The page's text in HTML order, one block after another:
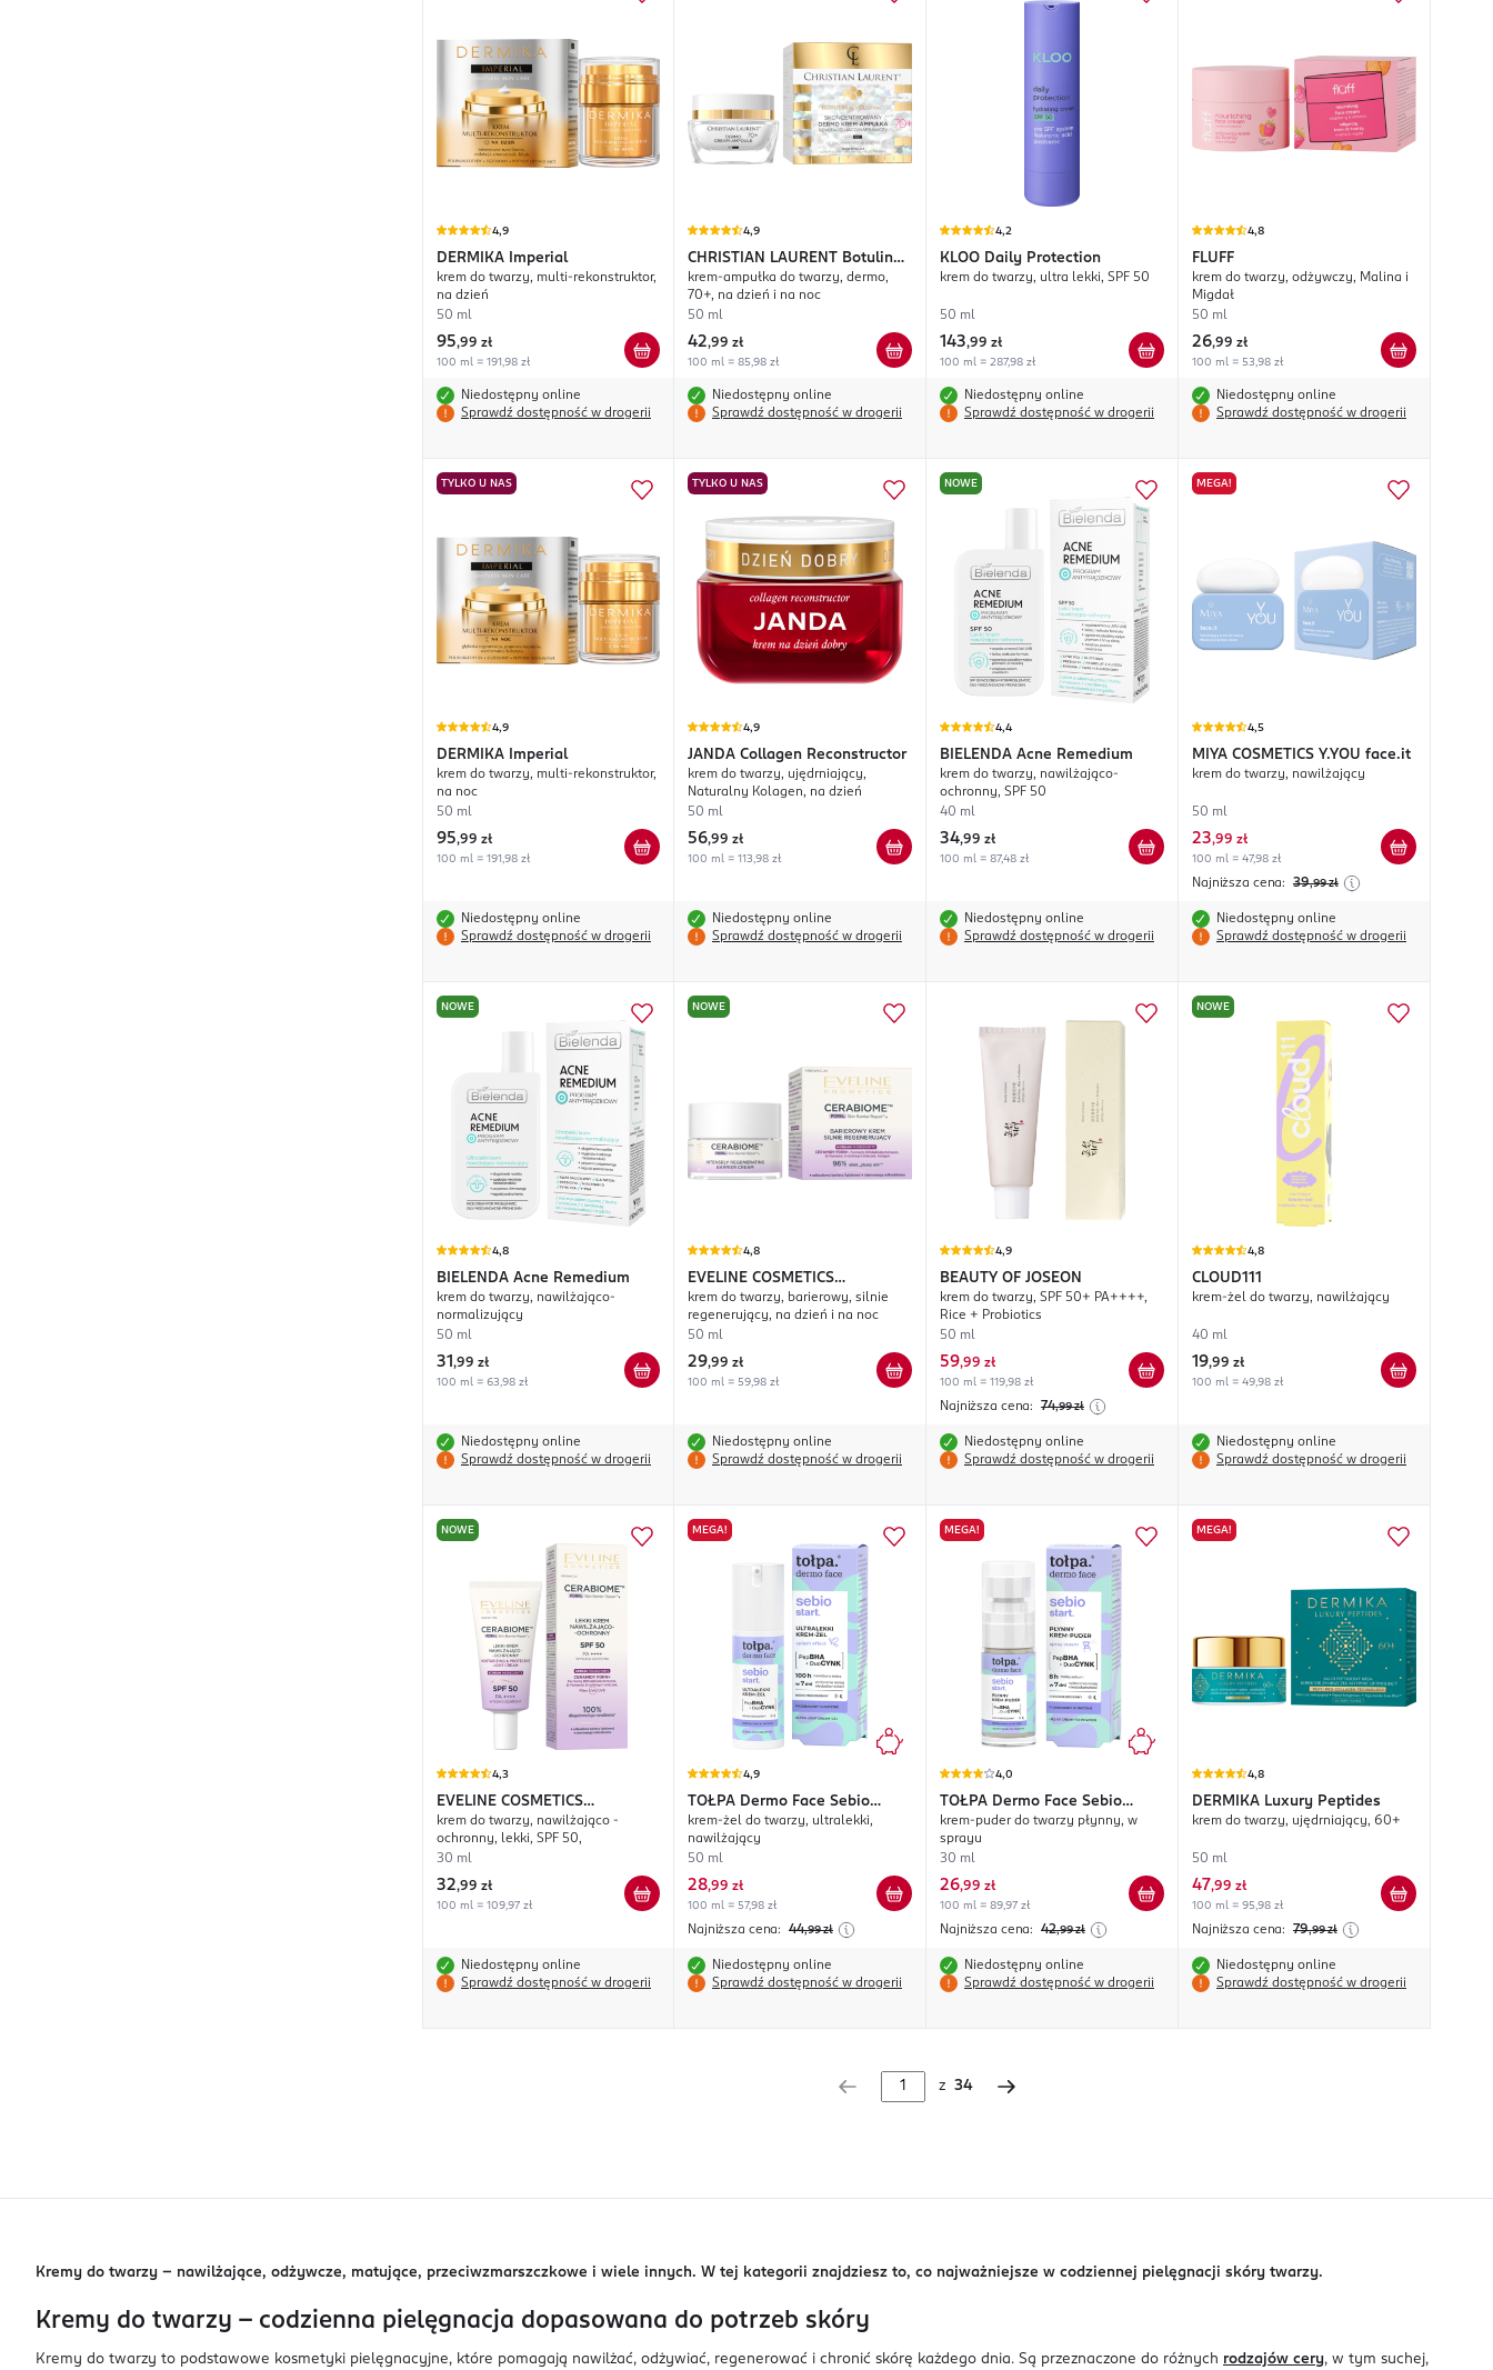
4,9
DERMIKA Imperial
krem do twarzy, multi-rekonstruktor,
na dzień
50 ml
95,99 zł
100 ml = 191,98 zł
Niedostępny online
Sprawdź dostępność w drogerii
4,9
CHRISTIAN LAURENT
Botulin
Revolution
krem-ampułka do twarzy, dermo,
70+, na dzień i na noc
50 ml
42,99 zł
100 ml = 85,98 zł
Niedostępny online
Sprawdź dostępność w drogerii
4,2
KLOO Daily Protection
krem do twarzy, ultra lekki, SPF 50
50 ml
143,99 zł
100 ml = 287,98 zł
Niedostępny online
Sprawdź dostępność w drogerii
4,8
FLUFF
krem do twarzy, odżywczy, Malina i
Migdał
50 ml
26,99 zł
100 ml = 53,98 zł
Niedostępny online
Sprawdź dostępność w drogerii
TYLKO U NAS
4,9
DERMIKA Imperial
krem do twarzy, multi-rekonstruktor,
na noc
50 ml
95,99 zł
100 ml = 191,98 zł
Niedostępny online
Sprawdź dostępność w drogerii
TYLKO U NAS
4,9
JANDA Collagen Reconstructor
krem do twarzy, ujędrniający,
Naturalny Kolagen, na dzień
50 ml
56,99 zł
100 ml = 113,98 zł
Niedostępny online
Sprawdź dostępność w drogerii
NOWE
4,4
BIELENDA Acne Remedium
krem do twarzy, nawilżająco-
ochronny, SPF 50
40 ml
34,99 zł
100 ml = 87,48 zł
Niedostępny online
Sprawdź dostępność w drogerii
MEGA!
4,5
MIYA COSMETICS Y.YOU face.it
krem do twarzy, nawilżający
50 ml
23,99 zł
100 ml = 47,98 zł
Najniższa cena: 39,99 zł
Niedostępny online
Sprawdź dostępność w drogerii
NOWE
4,8
BIELENDA Acne Remedium
krem do twarzy, nawilżająco-
normalizujący
50 ml
31 ,99 zł
100 ml = 63,98 zł
Niedostępny online
Sprawdź dostępność w drogerii
NOWE
4,8
EVELINE COSMETICS
Cerabiome
krem do twarzy, barierowy, silnie
regenerujący, na dzień i na noc
50 ml
29,99 zł
100 ml = 59,98 zł
Niedostępny online
Sprawdź dostępność w drogerii
4,9
BEAUTY OF JOSEON
krem do twarzy, SPF 50+ PA++++,
Rice + Probiotics
50 ml
59,99 zł
100 ml = 119,98 zł
Najniższa cena: 74,99 zł
Niedostępny online
Sprawdź dostępność w drogerii
NOWE
4,8
CLOUD111
krem-żel do twarzy, nawilżający
40 ml
19,99 zł
100 ml = 49,98 zł
Niedostępny online
Sprawdź dostępność w drogerii
NOWE
4,3
EVELINE COSMETICS
Cerabiome
krem do twarzy, nawilżająco -
ochronny, lekki, SPF 50,
30 ml
32,99 zł
100 ml = 109,97 zł
Niedostępny online
Sprawdź dostępność w drogerii
MEGA!
4,9
TOŁPA Dermo Face Sebio
Start.
krem-żel do twarzy, ultralekki,
nawilżający
50 ml
28,99 zł
100 ml = 57,98 zł
Najniższa cena: 44,99 zł
Niedostępny online
Sprawdź dostępność w drogerii
MEGA!
4,0
TOŁPA Dermo Face Sebio
Start.
krem-puder do twarzy płynny, w
sprayu
30 ml
26,99 zł
100 ml = 89,97 zł
Najniższa cena: 42,99 zł
Niedostępny online
Sprawdź dostępność w drogerii
MEGA!
4,8
DERMIKA Luxury Peptides
krem do twarzy, ujędrniający, 60+
50 ml
47,99 zł
100 ml = 95,98 zł
Najniższa cena: 79,99 zł
Niedostępny online
Sprawdź dostępność w drogerii
z 34
Kremy do twarzy – nawilżające, odżywcze, matujące, przeciwzmarszczkowe i wiele innych. W tej kategorii znajdziesz to, co najważniejsze w codziennej pielęgnacji skóry twarzy.
Kremy do twarzy - codzienna pielęgnacja dopasowana do potrzeb skóry
Kremy do twarzy to podstawowe kosmetyki pielęgnacyjne, które pomagają nawilżać, odżywiać, regenerować i chronić skórę każdego dnia. Są przeznaczone do różnych rodzajów cery, w tym suchej,